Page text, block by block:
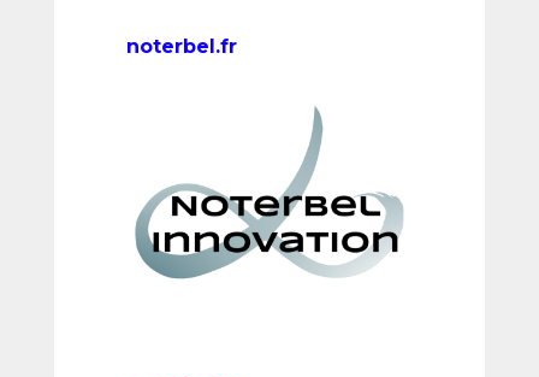
noterbel.fr